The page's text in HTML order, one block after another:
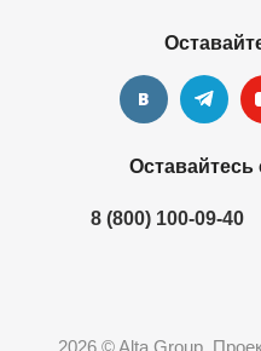
Оставайтесь
8 (800) 100-09-40
2026 © Alta Group.